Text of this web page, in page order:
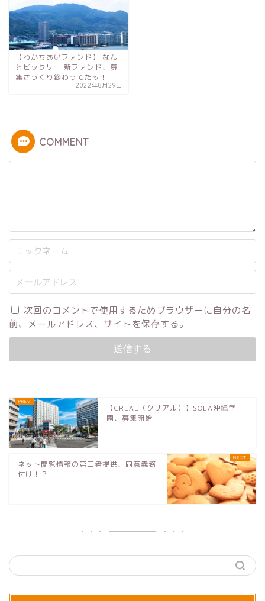
【わかちあいファンド】 なん
とビックリ！ 新ファンド、募
集さっくり終わってたッ！！
2022年8月29日
COMMENT
次回のコメントで使用するためブラウザーに自分の名
前、メールアドレス、サイトを保存する。
【CREAL（クリアル）】SOLA沖縄学
園、募集開始！
ネット閲覧情報の第三者提供、同意義務
付け！？